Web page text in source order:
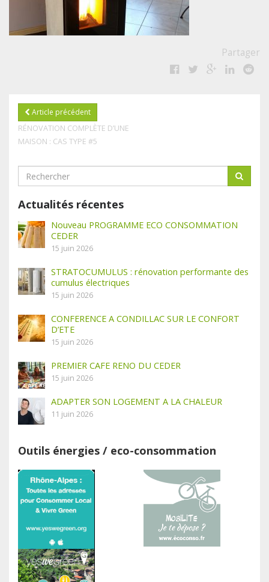
Partager
Article précédent
RÉNOVATION COMPLÈTE D’UNE
MAISON : CAS TYPE #5
Actualités récentes
Nouveau PROGRAMME ECO CONSOMMATION
CEDER
15 juin 2026
STRATOCUMULUS : rénovation performante des
cumulus électriques
15 juin 2026
CONFERENCE A CONDILLAC SUR LE CONFORT
D’ETE
15 juin 2026
PREMIER CAFE RENO DU CEDER
15 juin 2026
ADAPTER SON LOGEMENT A LA CHALEUR
11 juin 2026
Outils énergies / eco-consommation